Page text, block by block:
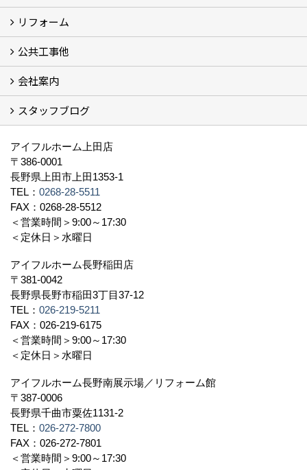
商品ラインアップ一覧
FAVO（フェイボ）【自由設計】
Lodina（ロディナ）【規格住宅】
全館空調システム
リフォーム
コンセプト (2)
選ばれる理由
施工実例（フォトギャラリー）
公共工事他
建築工事 実績
土木工事 実績
一般建築(別荘)
公共工事部スタッフ紹介
会社案内
社長挨拶
会社概要
採用情報
アクセス
スタッフ紹介
スタッフブログ
資格取得一覧
プライバシーポリシー
地域貢献 (3)
スタッフブログ
アイフルホーム上田店
〒386-0001
長野県上田市上田1353-1
TEL： 0268-28-5511
FAX：0268-28-5512
＜営業時間＞9:00～17:30
＜定休日＞水曜日
アイフルホーム長野稲田店
〒381-0042
長野県長野市稲田3丁目37-12
TEL： 026-219-5211
FAX：026-219-6175
＜営業時間＞9:00～17:30
＜定休日＞水曜日
アイフルホーム長野南展示場／リフォーム館
〒387-0006
長野県千曲市粟佐1131-2
TEL： 026-272-7800
FAX：026-272-7801
＜営業時間＞9:00～17:30